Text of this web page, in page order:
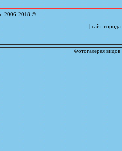
2006-2018 ©
| сайт города
Фотогалерея видов